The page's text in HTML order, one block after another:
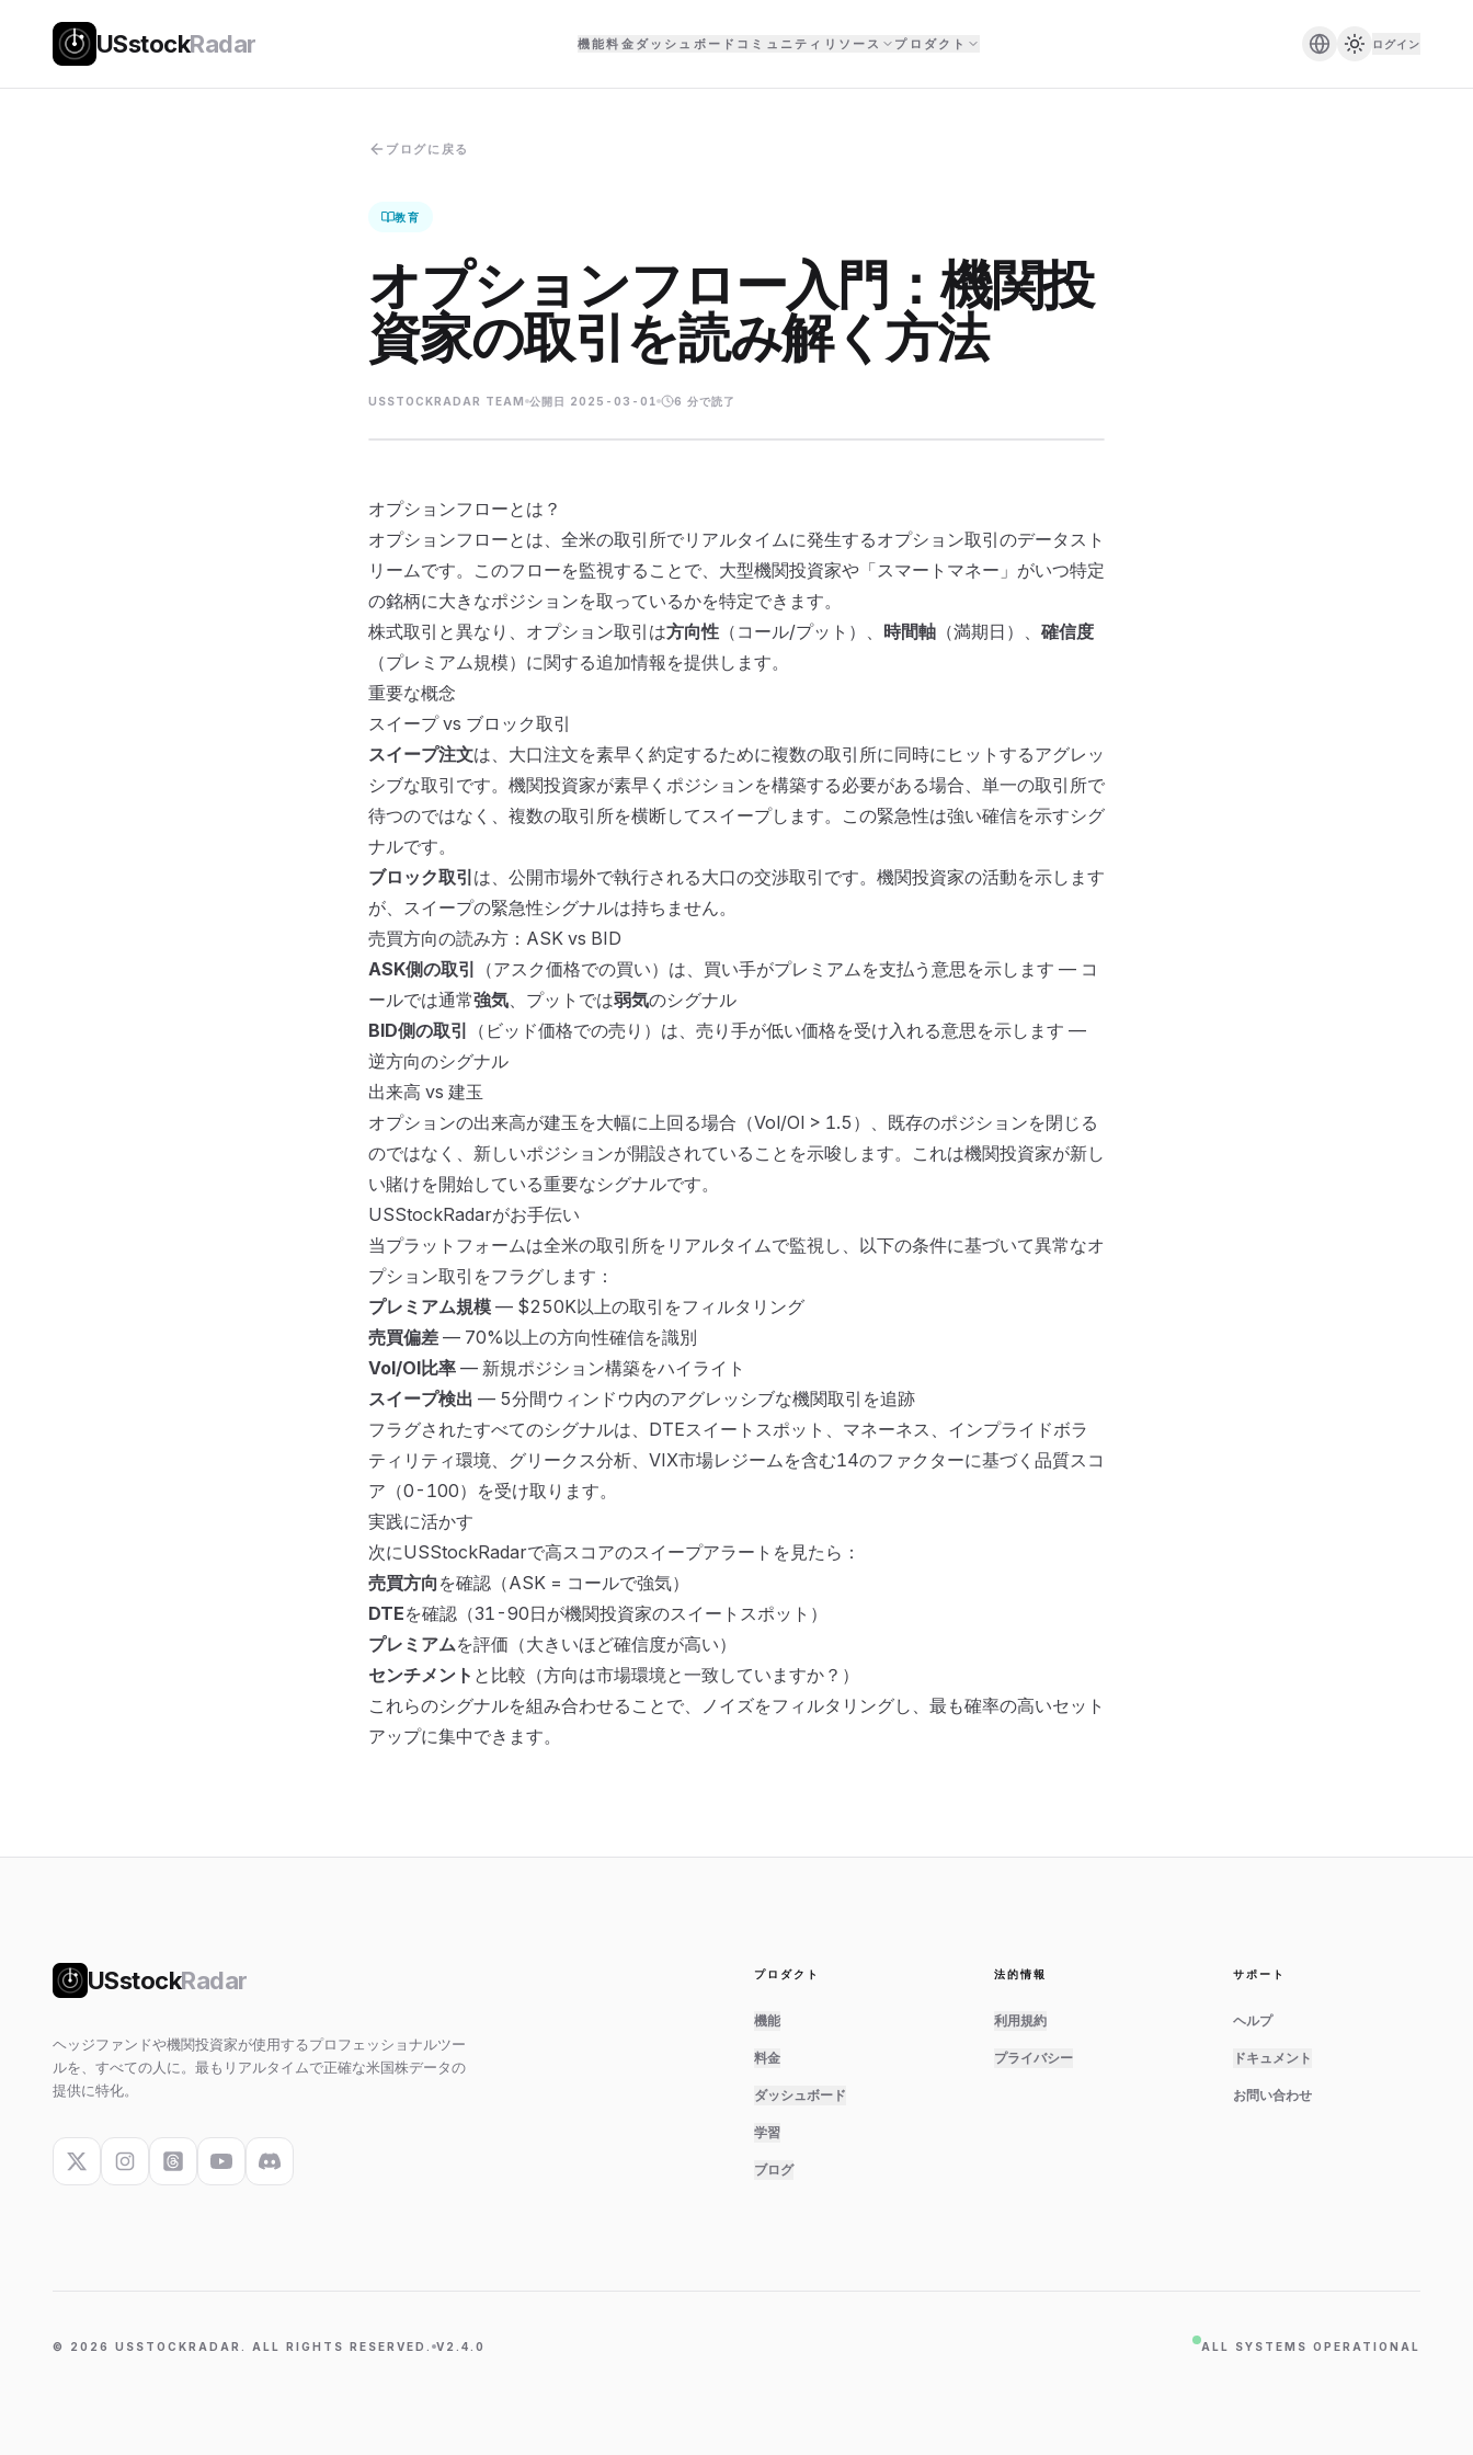
USstockRadar 機能料金 ダッシュボード コミュニティ リソース プロダクト ログイン
ブログに戻る
教育
オプションフロー入門：機関投
資家の取引を読み解く方法
USSTOCKRADAR TEAM 公開日 2025-03-01 6 分で読了
オプションフロー入門：機関投資家の取引を
読み解く方法
オプションフローとは？
オプションフローとは、全米の取引所でリアルタイムに発生するオプション取引のデータスト
リームです。このフローを監視することで、大型機関投資家や「スマートマネー」がいつ特定
の銘柄に大きなポジションを取っているかを特定できます。
株式取引と異なり、オプション取引は方向性 （コール/プット）、 時間軸 （満期日）、 確信度
（プレミアム規模）に関する追加情報を提供します。
重要な概念
スイープ vs ブロック取引
スイープ注文は、大口注文を素早く約定するために複数の取引所に同時にヒットするアグレッ
シブな取引です。機関投資家が素早くポジションを構築する必要がある場合、単一の取引所で
待つのではなく、複数の取引所を横断してスイープします。この緊急性は強い確信を示すシグ
ナルです。
ブロック取引 は、公開市場外で執行される大口の交渉取引です。機関投資家の活動を示します
が、スイープの緊急性シグナルは持ちません。
売買方向の読み方：ASK vs BID
ASK側の取引
（アスク価格での買い）は、買い手がプレミアムを支払う意思を示します — コ
ールでは通常強気、プットでは弱気のシグナル
BID側の取引
（ビッド価格での売り）は、売り手が低い価格を受け入れる意思を示します —
逆方向のシグナル
出来高 vs 建玉
オプションの出来高が建玉を大幅に上回る場合（Vol/OI > 1.5）、既存のポジションを閉じる
のではなく、新しいポジションが開設されていることを示唆します。これは機関投資家が新し
い賭けを開始している重要なシグナルです。
USStockRadarがお手伝い
当プラットフォームは全米の取引所をリアルタイムで監視し、以下の条件に基づいて異常なオ
プション取引をフラグします：
プレミアム規模 — $250K以上の取引をフィルタリング
売買偏差 — 70%以上の方向性確信を識別
Vol/OI比率 — 新規ポジション構築をハイライト
スイープ検出 — 5分間ウィンドウ内のアグレッシブな機関取引を追跡
フラグされたすべてのシグナルは、DTEスイートスポット、マネーネス、インプライドボラ
ティリティ環境、グリークス分析、VIX市場レジームを含む14のファクターに基づく品質スコ
ア（0-100）を受け取ります。
実践に活かす
次にUSStockRadarで高スコアのスイープアラートを見たら：
売買方向 を確認（ASK = コールで強気）
DTEを確認（31-90日が機関投資家のスイートスポット）
プレミアムを評価（大きいほど確信度が高い）
センチメント と比較（方向は市場環境と一致していますか？）
これらのシグナルを組み合わせることで、ノイズをフィルタリングし、最も確率の高いセット
アップに集中できます。
USstockRadar
ヘッジファンドや機関投資家が使用するプロフェッショナルツー
ルを、すべての人に。最もリアルタイムで正確な米国株データの
提供に特化。
プロダクト
機能
料金
ダッシュボード
学習
ブログ
法的情報
利用規約
プライバシー
サポート
ヘルプ
ドキュメント
お問い合わせ
© 2026 USSTOCKRADAR. ALL RIGHTS RESERVED. V2.4.0 ALL SYSTEMS OPERATIONAL